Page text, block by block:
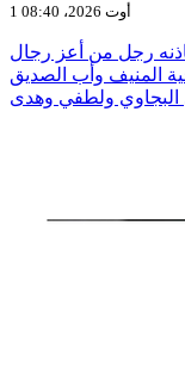
1 أوت 2026، 08:40
رجل من أعز رجال
المنيف وأب الصديق